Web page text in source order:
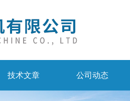
技术文章 公司动态